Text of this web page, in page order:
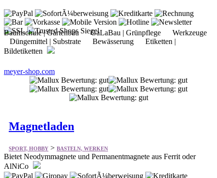
Baumschule | Gartenbau GaLaBau | Grünpflege Werkzeuge
Düngemittel | Substrate Bewässerung Etiketten |
Bildetiketten
meyer-shop.com
Magnetladen
SPORT, HOBBY > BASTELN, WERKEN
Bietet Neodymmagnete und Permanentmagnete aus Ferrit oder
AlNiCo